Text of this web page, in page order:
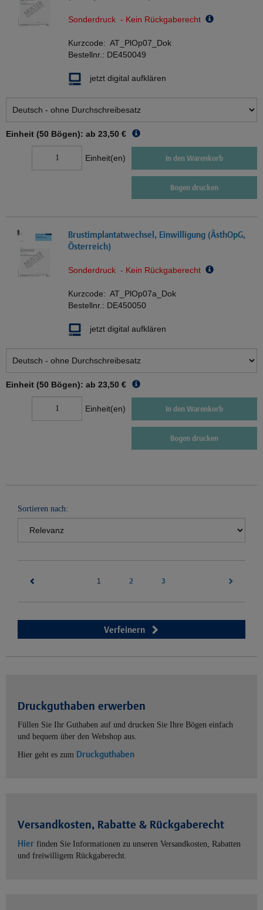
Sonderdruck - Kein Rückgaberecht
Kurzcode: AT_PlOp07_Dok
Bestellnr.: DE450049
jetzt digital aufklären
Einheit (50 Bögen): ab 23,50 €
Einheit(en) In den Warenkorb
Bogen drucken
Brustimplantatwechsel, Einwilligung (ÄsthOpG,
Österreich)
Sonderdruck - Kein Rückgaberecht
Kurzcode: AT_PlOp07a_Dok
Bestellnr.: DE450050
jetzt digital aufklären
Einheit (50 Bögen): ab 23,50 €
Einheit(en) In den Warenkorb
Bogen drucken
Sortieren nach:
1 2 3
Verfeinern
Druckguthaben erwerben
Füllen Sie Ihr Guthaben auf und drucken Sie Ihre Bögen einfach
und bequem über den Webshop aus.
Hier geht es zum Druckguthaben
Versandkosten, Rabatte & Rückgaberecht
Hier finden Sie Informationen zu unseren Versandkosten, Rabatten
und freiwilligem Rückgaberecht.